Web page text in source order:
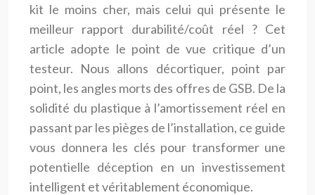
kit le moins cher, mais celui qui présente le
meilleur rapport durabilité/coût réel ? Cet
article adopte le point de vue critique d’un
testeur. Nous allons décortiquer, point par
point, les angles morts des offres de GSB. De la
solidité du plastique à l’amortissement réel en
passant par les pièges de l’installation, ce guide
vous donnera les clés pour transformer une
potentielle déception en un investissement
intelligent et véritablement économique.